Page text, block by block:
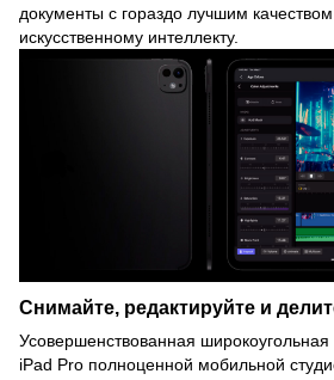
документы с гораздо лучшим
искусственному интеллекту.
Снимайте, редактируйте и
Усовершенствованная
iPad Pro полноценной мобильной